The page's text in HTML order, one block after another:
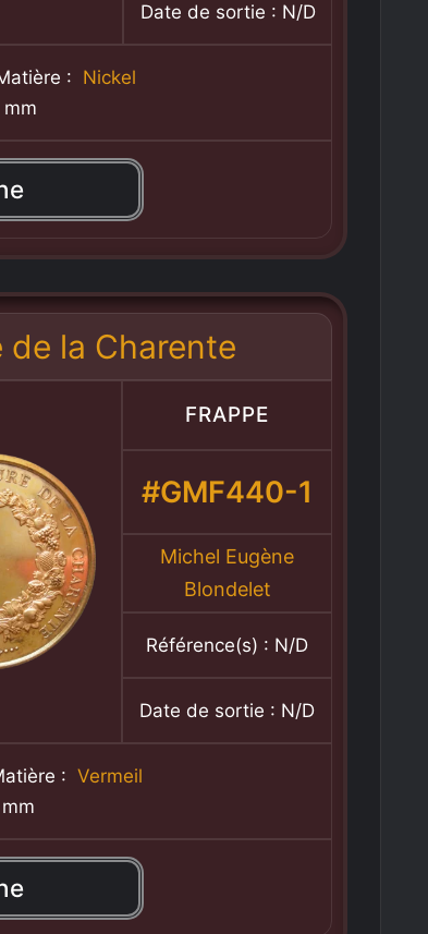
Date de sortie : N/D
: Nickel
de la Charente
FRAPPE
#GMF440-1
Michel Eugène
Blondelet
Référence(s) : N/D
Date de sortie : N/D
: Vermeil